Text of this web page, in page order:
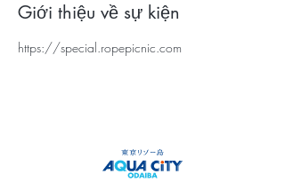
Giới thiệu về sự kiện
https://special.ropepicnic.com